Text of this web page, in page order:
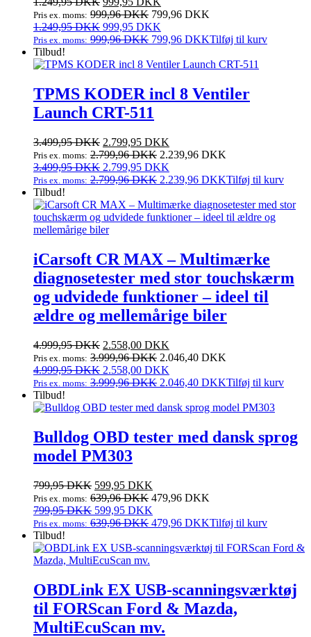
oprindelige
pris
var:
aktuelle
er:
Pris ex. moms: 999,96DKK 799,96 DKK
1.249,95DKK Den
oprindelige
var:
999,95 DKK
aktuelle
er:
Pris ex. moms: 999,96DKK 799,96 DKKTilføj til kurv
Tilbud!
TPMS KODER incl 8 Ventiler
Launch CRT-511
3.499,95DKK Den
oprindelige
pris
var:
2.799,95 DKK
aktuelle
er:
Pris ex. moms: 2.799,96DKK 2.239,96 DKK
3.499,95DKK Den
oprindelige
var:
3.499,95 DKK.
2.799,95 DKK
aktuelle
er:
2.799,95 DKK.
Pris ex. moms: 2.799,96DKK 2.239,96 DKKTilføj til kurv
Tilbud!
iCarsoft CR MAX – Multimærke
diagnosetester med stor touchskærm
og udvidede funktioner – ideel til
ældre og mellemårige biler
4.999,95DKK Den
oprindelige
pris
var:
2.558,00 DKK
aktuelle
er:
Pris ex. moms: 3.999,96DKK 2.046,40 DKK
4.999,95DKK Den
oprindelige
var:
2.558,00 DKK
aktuelle
er:
Pris ex. moms: 3.999,96DKK 2.046,40 DKKTilføj til kurv
Tilbud!
Bulldog OBD tester med dansk sprog
model PM303
799,95DKK Den
oprindelige
pris
var:
599,95 DKK
aktuelle
er:
Pris ex. moms: 639,96DKK 479,96 DKK
799,95DKK Den
oprindelige
var:
799,95 DKK.
599,95 DKK
aktuelle
er:
Pris ex. moms: 639,96DKK 479,96 DKKTilføj til kurv
Tilbud!
OBDLink EX USB-scanningsværktøj
til FORScan Ford & Mazda,
MultiEcuScan mv.